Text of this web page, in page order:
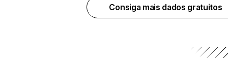
Consiga mais dados gratuitos